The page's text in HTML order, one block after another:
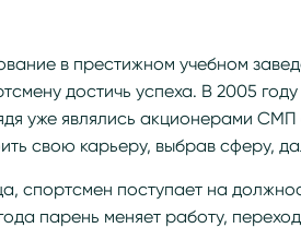
в престижном учебном
достичь успеха. В 2005
уже являлись акционерами
свою карьеру, выбрав сферу,
спортсмен поступает на
парень меняет работу,